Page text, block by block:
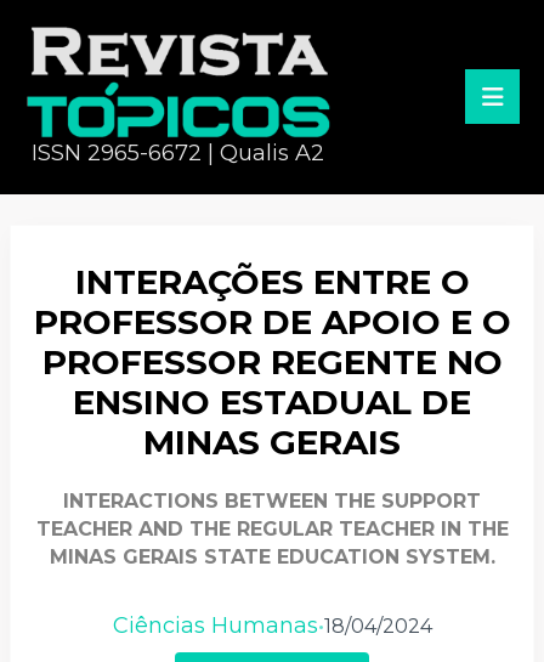
ISSN 2965-6672 | Qualis A2
INTERAÇÕES ENTRE O
PROFESSOR DE APOIO E O
PROFESSOR REGENTE NO
ENSINO ESTADUAL DE
MINAS GERAIS
INTERACTIONS BETWEEN THE SUPPORT
TEACHER AND THE REGULAR TEACHER IN THE
MINAS GERAIS STATE EDUCATION SYSTEM.
Ciências Humanas•18/04/2024